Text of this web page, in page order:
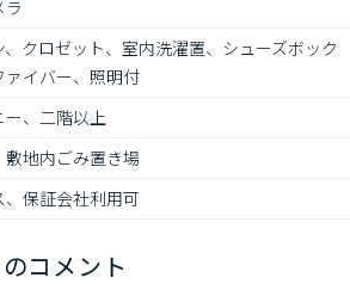
ラ
、クロゼット、室内洗濯置、シューズボック
ァイバー、照明付
ー、二階以上
敷地内ごみ置き場
、保証会社利用可
コメント